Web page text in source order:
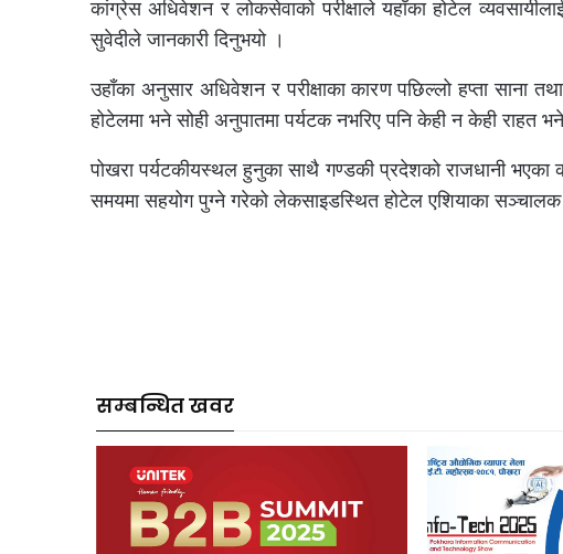
कांग्रेस अधिवेशन र लोकसेवाको परीक्षाले यहाँका होटेल
सुवेदीले जानकारी दिनुभयो ।
उहाँका अनुसार अधिवेशन र परीक्षाका कारण पछिल्लो हप्ता साना
होटेलमा भने सोही अनुपातमा पर्यटक नभरिए पनि केही न केही राहत
पोखरा पर्यटकीयस्थल हुनुका साथै गण्डकी प्रदेशको राजधानी भएका
समयमा सहयोग पुग्ने गरेको लेकसाइडस्थित होटेल एशियाका सञ्चालक
सम्बन्धित खवर